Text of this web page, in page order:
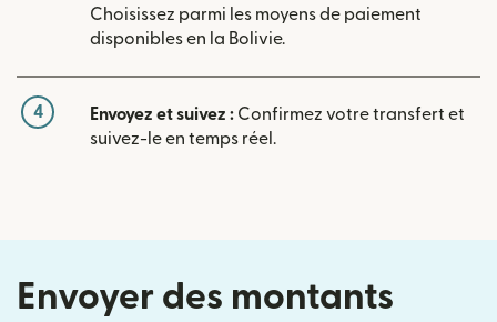
Choisissez parmi les moyens de paiement
disponibles en la Bolivie.
4 Envoyez et suivez : Confirmez votre transfert et
suivez-le en temps réel.
Envoyer des montants